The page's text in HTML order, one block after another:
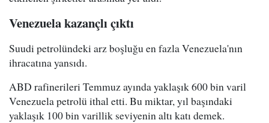
Venezuela kazançlı çıktı
Suudi petrolündeki arz boşluğu en fazla Venezuela'nın
ihracatına yansıdı.
ABD rafinerileri Temmuz ayında yaklaşık 600 bin varil
Venezuela petrolü ithal etti. Bu miktar, yıl başındaki
yaklaşık 100 bin varillik seviyenin altı katı demek.